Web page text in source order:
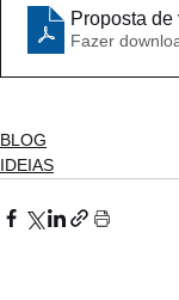
Proposta de
Fazer
BLOG
IDEIAS